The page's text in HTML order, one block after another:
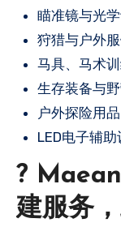
瞄准镜与光
狩猎与户外
马具、马术
生存装备与
户外探险用品
LED电子辅
?
建服务